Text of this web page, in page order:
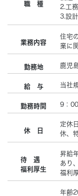
職 種
2.工
3.設
業務内容
住宅
業に
勤務地 鹿児
給 与 当社
勤務時間 9：
休 日
定休
休、
待 遇
福利厚生
昇給
あり、
福利
年齢